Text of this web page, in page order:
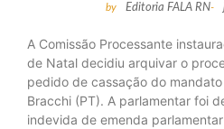
by Editoria FALA RN-
A Comissão Processante
de Natal decidiu arquivar o
pedido de cassação do
Bracchi (PT). A parlamentar foi
indevida de emenda